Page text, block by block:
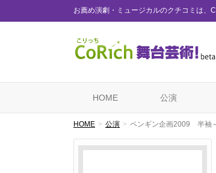
お薦め演劇・ミュージカルのクチコミは、
HOME 公演
HOME 公演 ペンギン企画2009 半袖